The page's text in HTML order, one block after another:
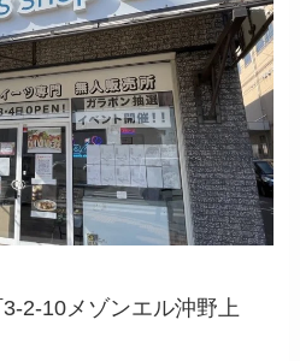
2-10メゾンエル沖野上